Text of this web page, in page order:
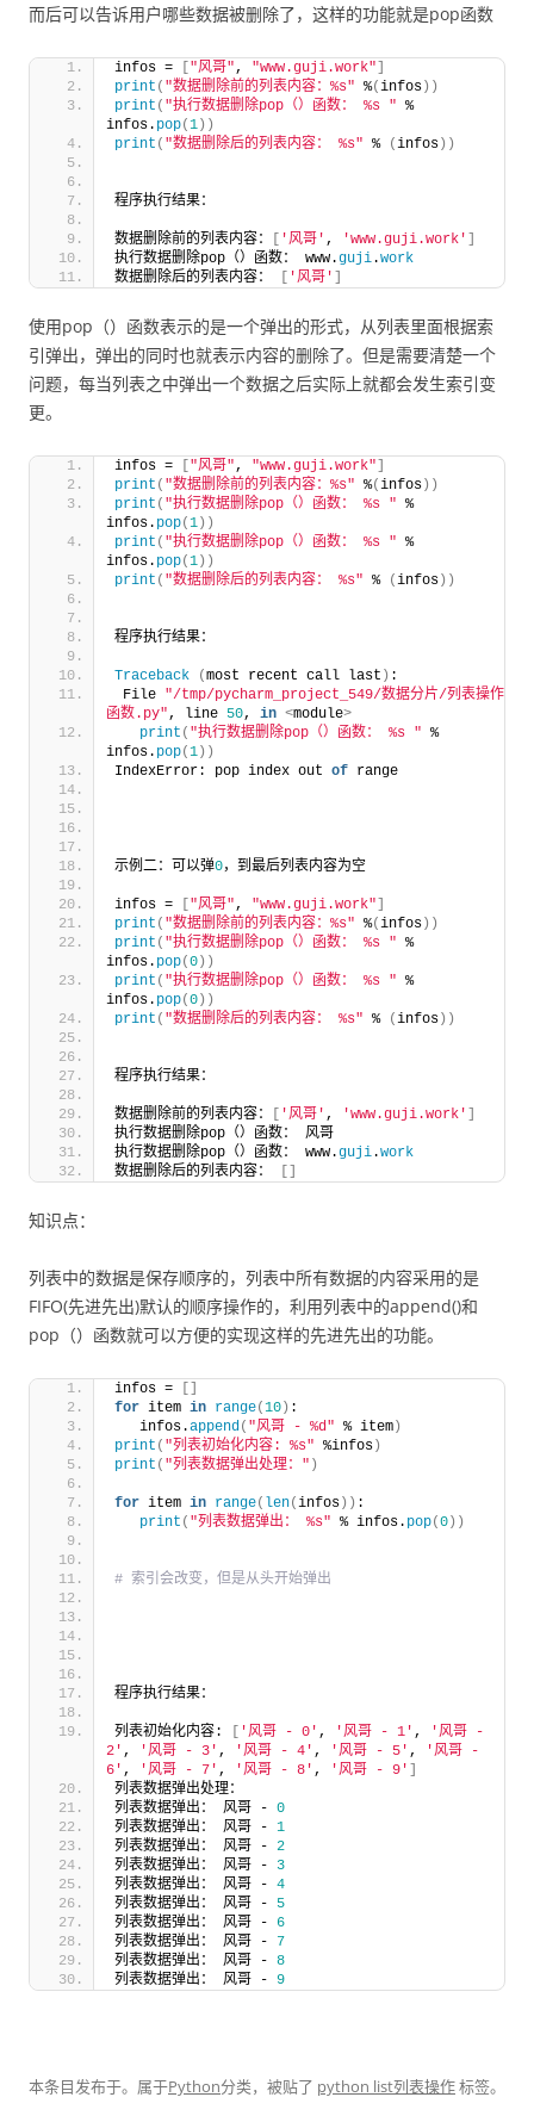
而后可以告诉用户哪些数据被删除了，这样的功能就是pop函数
infos = "风哥", "www.guji.work"
print ( "数据删除前的列表内容：%s" %(infos ))
print ( "执行数据删除pop（）函数： %s " %
infos. pop(1 ))
print ( "数据删除后的列表内容： %s" % (infos ))
程序执行结果：
数据删除前的列表内容： '风哥' , 'www.guji.work'
执行数据删除pop（）函数： www.guji.work
数据删除后的列表内容：
'风哥'
使用pop（）函数表示的是一个弹出的形式，从列表里面根据索
引弹出，弹出的同时也就表示内容的删除了。但是需要清楚一个
问题，每当列表之中弹出一个数据之后实际上就都会发生索引变
更。
infos = "风哥", "www.guji.work"
print ( "数据删除前的列表内容：%s" %(infos ))
print ( "执行数据删除pop（）函数： %s " %
infos. pop(1 ))
print ( "执行数据删除pop（）函数： %s " %
infos. pop(1 ))
print ( "数据删除后的列表内容： %s" % (infos ))
程序执行结果：
Traceback (most recent call last ) :
File "/tmp/pycharm_project_549/数据分片/列表操作
函数.py", line 50, in <module>
print ( "执行数据删除pop（）函数： %s " %
infos. pop(1 ))
IndexError: pop index out of range
示例二：可以弹0，到最后列表内容为空
infos = "风哥", "www.guji.work"
print ( "数据删除前的列表内容：%s" %(infos ))
print ( "执行数据删除pop（）函数： %s " %
infos. pop(0 ))
print ( "执行数据删除pop（）函数： %s " %
infos. pop(0 ))
print ( "数据删除后的列表内容： %s" % (infos ))
程序执行结果：
数据删除前的列表内容： '风哥' , 'www.guji.work'
执行数据删除pop（）函数： 风哥
执行数据删除pop（）函数： www.guji.work
数据删除后的列表内容：
知识点：
列表中的数据是保存顺序的，列表中所有数据的内容采用的是
FIFO(先进先出)默认的顺序操作的，利用列表中的append()和
pop（）函数就可以方便的实现这样的先进先出的功能。
infos =
for item in range(10 ) :
   infos.
append( "风哥 - %d" % item )
print ( "列表初始化内容: %s" %infos )
print ( "列表数据弹出处理：" )
for item in range( len(infos )) :
print ( "列表数据弹出： %s" % infos. pop(0 ))
# 索引会改变，但是从头开始弹出
程序执行结果：
列表初始化内容: '风哥 - 0' , '风哥 - 1' ,
'风哥 -
2' , '风哥 - 3' , '风哥 - 4' , '风哥 - 5' ,
'风哥 -
6' , '风哥 - 7' , '风哥 - 8' , '风哥 - 9'
列表数据弹出处理：
列表数据弹出： 风哥 - 0
列表数据弹出： 风哥 - 1
列表数据弹出： 风哥 - 2
列表数据弹出： 风哥 - 3
列表数据弹出： 风哥 - 4
列表数据弹出： 风哥 - 5
列表数据弹出： 风哥 - 6
列表数据弹出： 风哥 - 7
列表数据弹出： 风哥 - 8
列表数据弹出： 风哥 - 9
本条目发布于。属于Python分类，被贴了 python list列表操作标签。